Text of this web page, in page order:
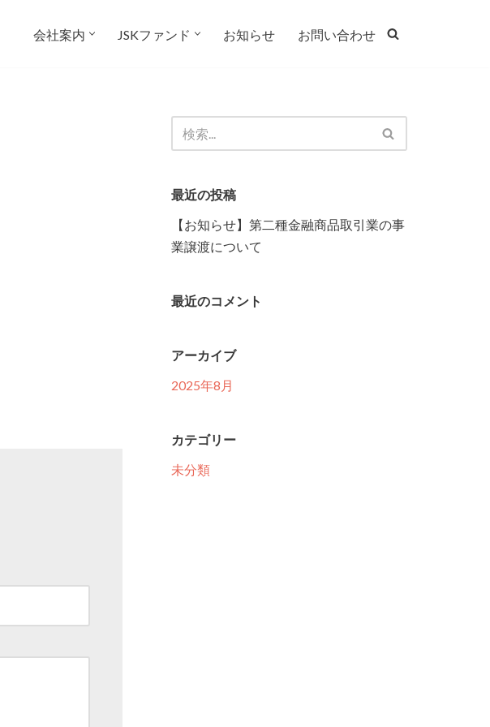
会社案内 JSKファンド お知らせ お問い合わせ
最近の投稿
【お知らせ】第二種金融商品取引業の事
業譲渡について
最近のコメント
アーカイブ
2025年8月
カテゴリー
未分類